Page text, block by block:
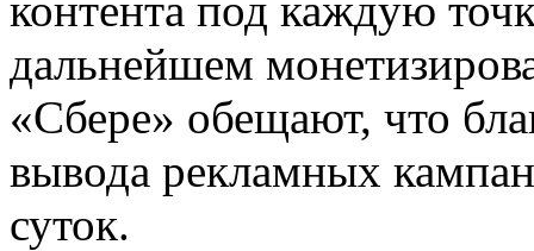
дальнейшем
«Сбере» обещают, что
вывода рекламных
суток.